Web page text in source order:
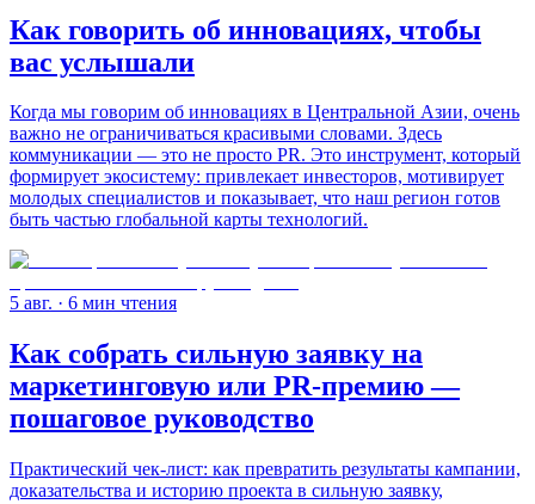
Как говорить об инновациях, чтобы
вас услышали
Когда мы говорим об инновациях в Центральной Азии, очень
важно не ограничиваться красивыми словами. Здесь
коммуникации — это не просто PR. Это инструмент, который
формирует экосистему: привлекает инвесторов, мотивирует
молодых специалистов и показывает, что наш регион готов
быть частью глобальной карты технологий.
5 авг. · 6 мин чтения
Как собрать сильную заявку на
маркетинговую или PR-премию —
пошаговое руководство
Практический чек-лист: как превратить результаты кампании,
доказательства и историю проекта в сильную заявку,